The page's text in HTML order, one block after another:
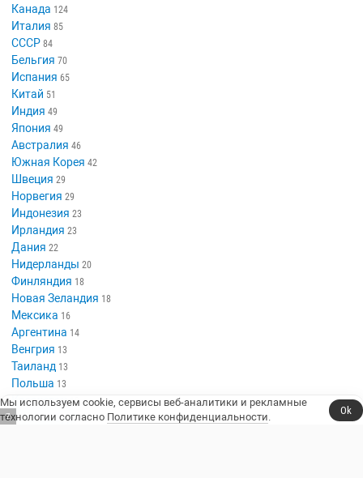
Канада 124
Италия 85
СССР 84
Бельгия 70
Испания 65
Китай 51
Индия 49
Япония 49
Австралия 46
Южная Корея 42
Швеция 29
Норвегия 29
Индонезия 23
Ирландия 23
Дания 22
Нидерланды 20
Финляндия 18
Новая Зеландия 18
Мексика 16
Аргентина 14
Венгрия 13
Таиланд 13
Польша 13
Казахстан 10
Люксембург 10
Мы используем cookie, сервисы веб-аналитики и рекламные
технологии согласно Политике конфиденциальности.
Ok
6